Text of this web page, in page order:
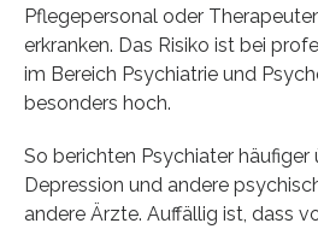
Pflegepersonal oder
erkranken. Das Risiko ist bei
im Bereich Psychiatrie und
besonders hoch.
So berichten Psychiater häufiger
Depression und andere
andere Ärzte. Auffällig ist, dass